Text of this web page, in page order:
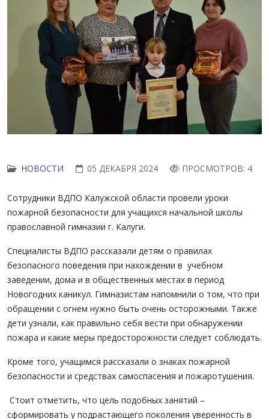
НОВОСТИ 05 ДЕКАБРЯ 2024 ПРОСМОТРОВ: 4
Сотрудники ВДПО Калужской области провели уроки
пожарной безопасности для учащихся начальной школы
православной гимназии г. Калуги.
Специалисты ВДПО рассказали детям о правилах
безопасного поведения при нахождении в учебном
заведении, дома и в общественных местах в период
Новогодних каникул. Гимназистам напомнили о том, что при
обращении с огнем нужно быть очень осторожными. Также
дети узнали, как правильно себя вести при обнаружении
пожара и какие меры предосторожности следует соблюдать.
Кроме того, учащимся рассказали о знаках пожарной
безопасности и средствах самоспасения и пожаротушения.
Стоит отметить, что цель подобных занятий –
сформировать у подрастающего поколения уверенность в